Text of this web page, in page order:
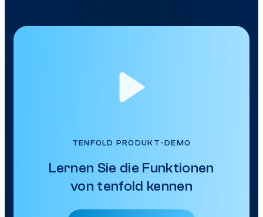
TENFOLD PRODUKT-DEMO
Lernen Sie die Funktionen
von tenfold kennen